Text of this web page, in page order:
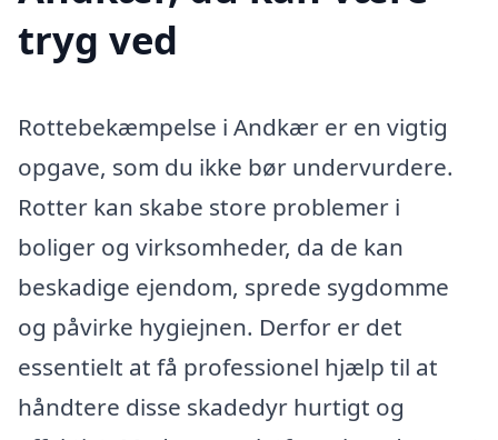
tryg ved
Rottebekæmpelse i Andkær er en vigtig
opgave, som du ikke bør undervurdere.
Rotter kan skabe store problemer i
boliger og virksomheder, da de kan
beskadige ejendom, sprede sygdomme
og påvirke hygiejnen. Derfor er det
essentielt at få professionel hjælp til at
håndtere disse skadedyr hurtigt og